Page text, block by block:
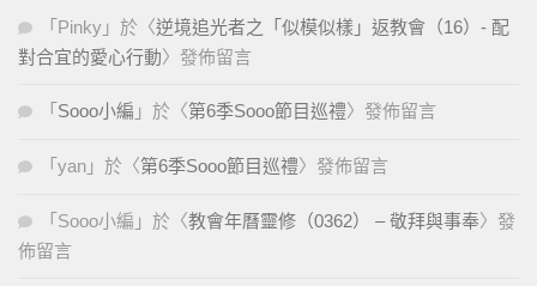
「 Pinky 」於〈逆境追光者之「似模似樣」返教會（16）- 配
對合宜的愛心行動〉發佈留言
「 Sooo小編 」於〈第6季Sooo節目巡禮〉發佈留言
「 yan 」於〈第6季Sooo節目巡禮〉發佈留言
「 Sooo小編 」於〈教會年曆靈修（0362） – 敬拜與事奉〉發
佈留言